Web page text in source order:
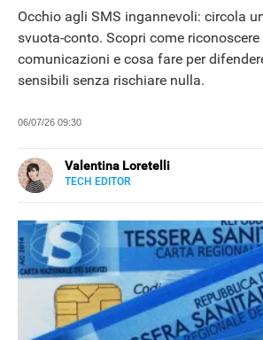
Occhio agli SMS ingannevoli: circola
svuota-conto. Scopri come
comunicazioni e cosa fare per
sensibili senza rischiare nulla.
06/07/26 09:30
Valentina Loretelli
TECH EDITOR
SITO
Tecnologia si occupa della sezione
passione più grande? La fotografia.